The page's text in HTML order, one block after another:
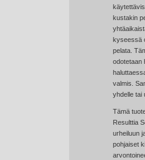
kustakin
kyseessä
pelata.
odotetaan
valmis.
yhdelle tai
Tämä
Resulttia
urheiluun
pohjaiset